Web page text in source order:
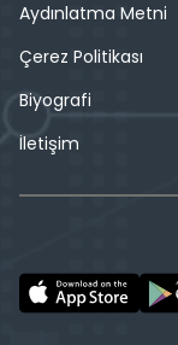
Aydınlatma Metni
Çerez Politikası
Biyografi
İletişim